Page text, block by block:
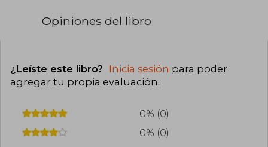
Opiniones del libro
¿Leíste este libro? Inicia sesión para poder
agregar tu propia evaluación.
0% (0)
0% (0)